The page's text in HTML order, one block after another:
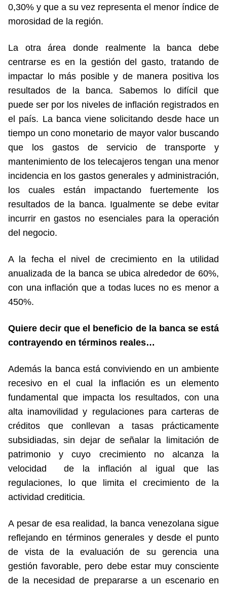
0,30% y que a su vez representa el menor índice de
morosidad de la región.
La otra área donde realmente la banca debe
centrarse es en la gestión del gasto, tratando de
impactar lo más posible y de manera positiva los
resultados de la banca. Sabemos lo difícil que
puede ser por los niveles de inflación registrados en
el país. La banca viene solicitando desde hace un
tiempo un cono monetario de mayor valor buscando
que los gastos de servicio de transporte y
mantenimiento de los telecajeros tengan una menor
incidencia en los gastos generales y administración,
los cuales están impactando fuertemente los
resultados de la banca. Igualmente se debe evitar
incurrir en gastos no esenciales para la operación
del negocio.
A la fecha el nivel de crecimiento en la utilidad
anualizada de la banca se ubica alrededor de 60%,
con una inflación que a todas luces no es menor a
450%.
Quiere decir que el beneficio de la banca se está
contrayendo en términos reales…
Además la banca está conviviendo en un ambiente
recesivo en el cual la inflación es un elemento
fundamental que impacta los resultados, con una
alta inamovilidad y regulaciones para carteras de
créditos que conllevan a tasas prácticamente
subsidiadas, sin dejar de señalar la limitación de
patrimonio y cuyo crecimiento no alcanza la
velocidad de la inflación al igual que las
regulaciones, lo que limita el crecimiento de la
actividad crediticia.
A pesar de esa realidad, la banca venezolana sigue
reflejando en términos generales y desde el punto
de vista de la evaluación de su gerencia una
gestión favorable, pero debe estar muy consciente
de la necesidad de prepararse a un escenario en